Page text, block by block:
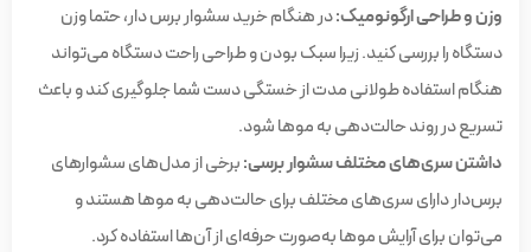
وزن و طراحی ارگونومیک:در هنگام خرید سشوار برس دار، حتما وزن
دستگاه را بررسی کنید. زیرا سبک بودن و طراحی راحت دستگاه می‌تواند
هنگام استفاده طولانی مدت از خستگی دست شما جلوگیری کند و باعث
تسریع در روند حالت‌دهی به موها شود.
داشتن سری‌های مختلف سشوار برسی:برخی از مدل‌های سشوارهای
برس‌دار دارای سری‌های مختلف برای حالت‌دهی به موها هستند و
می‌توان برای آرایش موها به‌صورت حرفه‌ای از آن‌ها استفاده کرد.